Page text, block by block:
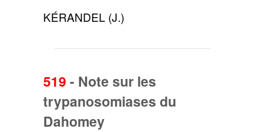
KÉRANDEL (J.)
519 - Note sur les
trypanosomiases du
Dahomey